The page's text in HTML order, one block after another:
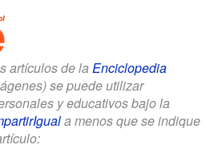
artículos de la Enciclopedia
se puede utilizar
y educativos bajo la
a menos que se indique